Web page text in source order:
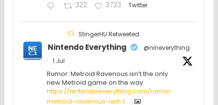
322 3723 Twitter
StingerHU Retweeted
Nintendo Everything
@nineverything
·
1 Jul
Rumor: Metroid Ravenous isn’t the only
new Metroid game on the way
https://nintendoeverything.com/rumor-
metroid-ravenous-isnt-t...